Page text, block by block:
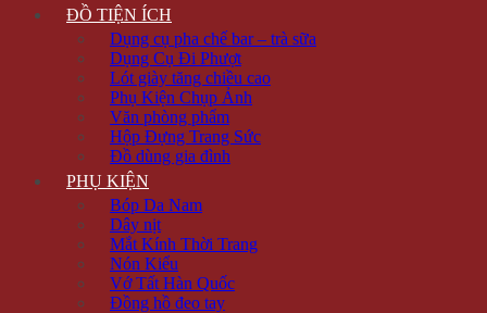
ĐỒ TIỆN ÍCH
Dụng cụ pha chế bar – trà sữa
Dụng Cụ Đi Phượt
Lót giày tăng chiều cao
Phụ Kiện Chụp Ảnh
Văn phòng phẩm
Hộp Đựng Trang Sức
Đồ dùng gia đình
PHỤ KIỆN
Bóp Da Nam
Dây nịt
Mắt Kính Thời Trang
Nón Kiểu
Vớ Tất Hàn Quốc
Đồng hồ đeo tay